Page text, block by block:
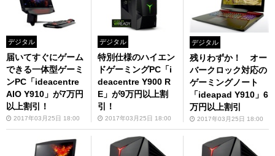
デジタル
届いてすぐにゲーム
できる一体型ゲーミ
ンPC「ideacentre
AIO Y910」が7万円
以上割引！
2017年03月25日 18:00
デジタル
特別仕様のハイエン
ドゲーミングPC「i
deacentre Y900 R
E」が9万円以上割
引！
2017年03月25日 18:00
デジタル
残りわずか！ オー
バークロック対応の
ゲーミングノート
「ideapad Y910」6
万円以上割引
2017年03月25日 18:00